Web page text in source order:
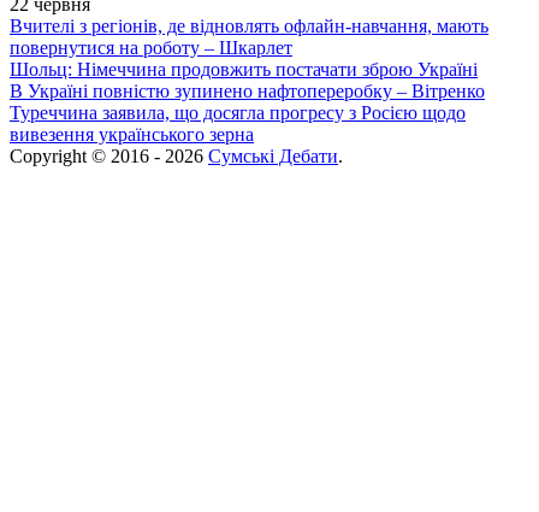
22 червня
Вчителі з регіонів, де відновлять офлайн-навчання, мають
повернутися на роботу – Шкарлет
Шольц: Німеччина продовжить постачати зброю Україні
В Україні повністю зупинено нафтопереробку – Вітренко
Туреччина заявила, що досягла прогресу з Росією щодо
вивезення українського зерна
Copyright © 2016 - 2026 Сумські Дебати.